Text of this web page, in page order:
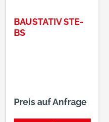
BAUSTATIV STE-
BS
Preis auf Anfrage